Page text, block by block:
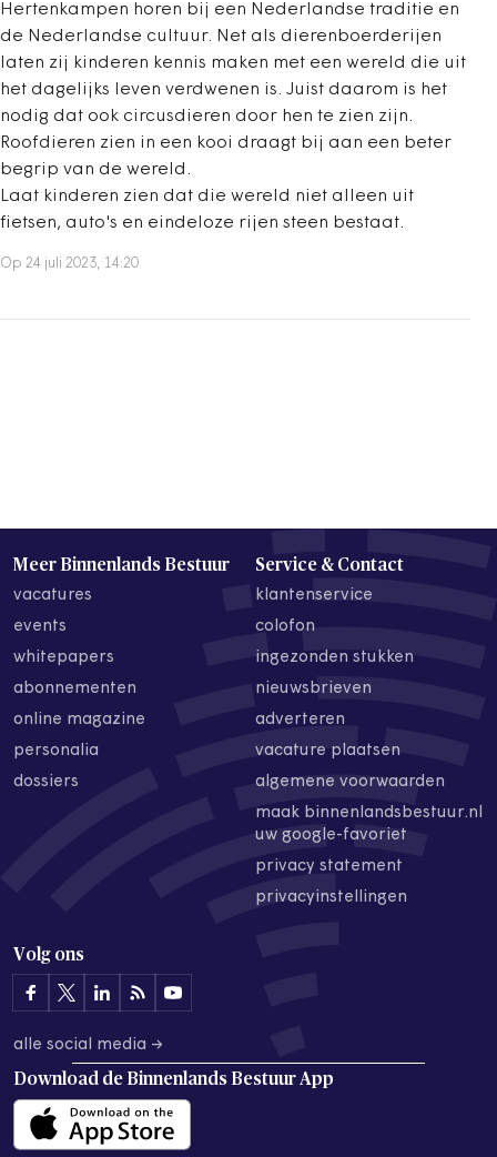
Hertenkampen horen bij een Nederlandse traditie en
de Nederlandse cultuur. Net als dierenboerderijen
laten zij kinderen kennis maken met een wereld die uit
het dagelijks leven verdwenen is. Juist daarom is het
nodig dat ook circusdieren door hen te zien zijn.
Roofdieren zien in een kooi draagt bij aan een beter
begrip van de wereld.
Laat kinderen zien dat die wereld niet alleen uit
fietsen, auto's en eindeloze rijen steen bestaat.
Op 24 juli 2023, 14:20
Meer Binnenlands Bestuur
vacatures
events
whitepapers
abonnementen
online magazine
personalia
dossiers
Service & Contact
klantenservice
colofon
ingezonden stukken
nieuwsbrieven
adverteren
vacature plaatsen
algemene voorwaarden
maak binnenlandsbestuur.nl
uw google-favoriet
privacy statement
privacyinstellingen
Volg ons
alle social media →
Download de Binnenlands Bestuur App